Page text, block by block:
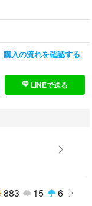
#晴れ着 #日本 #和
正ロマン #レディース着
#博多帯 #名古屋帯 #京
ベント #パーティ #お宮
#kimono #Taisho Roma
購入の流れを確認する
LINEで送る
883 15 6